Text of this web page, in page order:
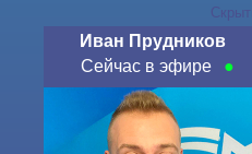
Иван Прудников
Сейчас в эфире
О нас
О
Реклама